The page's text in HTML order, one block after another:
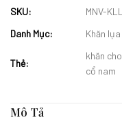
SKU:
MNV-
Danh Mục:
Khăn
Thẻ:
khăn
cổ nam
Mô Tả